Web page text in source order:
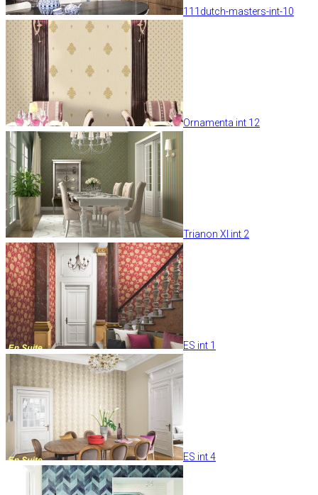
111dutch-masters-int-10
Ornamenta int 12
Trianon XI int 2
ES int 1
ES int 4